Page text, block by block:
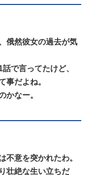
俄然彼女の過去が気
で言ってたけど、
事だよね。
かなー。
不意を突かれたわ。
壮絶な生い立ちだ